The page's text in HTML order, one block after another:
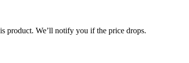
product. We’ll notify you if the price drops.